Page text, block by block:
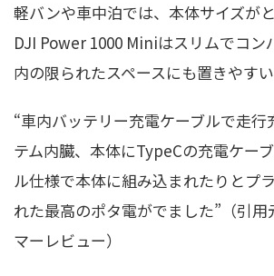
軽バンや車中泊では、本体サイズがと
DJI Power 1000 Miniはスリムでコン
内の限られたスペースにも置きやすい
“車内バッテリー充電ケーブルで走行
テム内臓、本体にTypeCの充電ケー
ル仕様で本体に組み込まれたりとプ
れた最高のポタ電がでました”（引
マーレビュー）